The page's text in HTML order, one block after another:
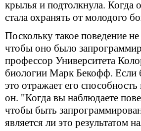
крылья и подтолкнула. Когда
стала охранять от молодого
Поскольку такое поведение
чтобы оно было
профессор Университета
биологии Марк Бекофф. Если
это отражает его
он. "Когда вы наблюдаете
чтобы быть
является ли это результатом